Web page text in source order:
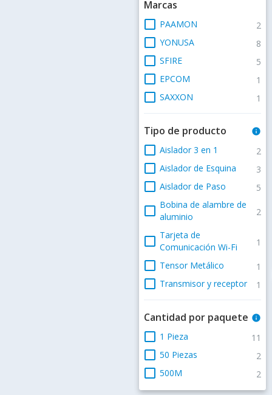
Marcas
check_box_outline_blank PAAMON 2
check_box_outline_blank YONUSA 8
check_box_outline_blank SFIRE 5
check_box_outline_blank EPCOM 1
check_box_outline_blank SAXXON 1
Tipo de producto info
check_box_outline_blank Aislador 3 en 1 2
check_box_outline_blank Aislador de Esquina 3
check_box_outline_blank Aislador de Paso 5
check_box_outline_blank Bobina de alambre de
aluminio
2
check_box_outline_blank Tarjeta de
Comunicación Wi-Fi
1
check_box_outline_blank Tensor Metálico 1
check_box_outline_blank Transmisor y receptor 1
Cantidad por paquete info
check_box_outline_blank 1 Pieza 11
check_box_outline_blank 50 Piezas 2
check_box_outline_blank 500M 2